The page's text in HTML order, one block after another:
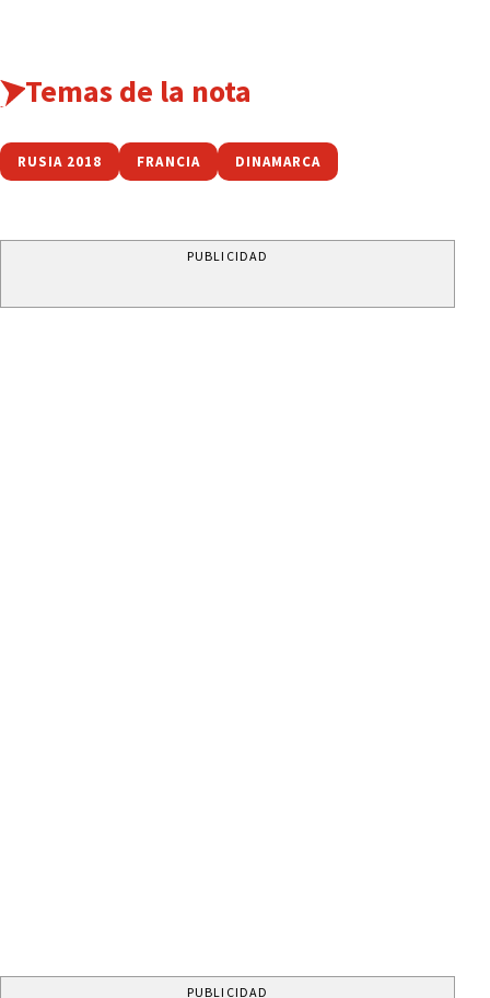
Temas de la nota
RUSIA 2018 FRANCIA DINAMARCA
PUBLICIDAD
PUBLICIDAD